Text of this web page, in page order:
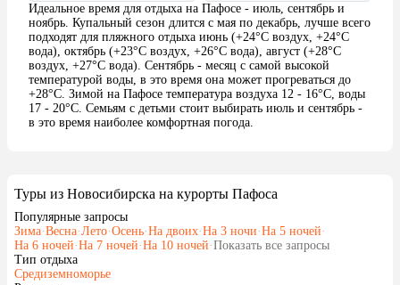
Идеальное время для отдыха на Пафосе - июль, сентябрь и
ноябрь. Купальный сезон длится с мая по декабрь, лучше всего
подходят для пляжного отдыха июнь (+24°C воздух, +24°C
вода), октябрь (+23°C воздух, +26°C вода), август (+28°C
воздух, +27°C вода). Сентябрь - месяц с самой высокой
температурой воды, в это время она может прогреваться до
+28°C. Зимой на Пафосе температура воздуха 12 - 16°C, воды
17 - 20°C. Семьям с детьми стоит выбирать июль и сентябрь -
в это время наиболее комфортная погода.
Туры из Новосибирска на курорты Пафоса
Популярные запросы
Зима·Весна·Лето·Осень·На двоих·На 3 ночи·На 5 ночей·
На 6 ночей·На 7 ночей·На 10 ночей·Показать все запросы
Тип отдыха
Средиземноморье